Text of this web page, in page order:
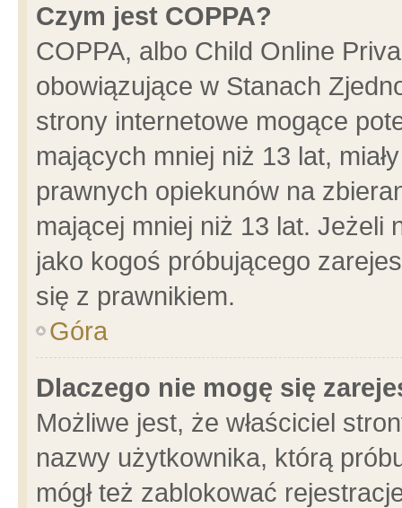
Czym jest COPPA?
COPPA, albo Child Online
obowiązujące w Stanach
strony internetowe mogące
mających mniej niż 13 lat,
prawnych opiekunów na
mającej mniej niż 13 lat. Jeżeli
jako kogoś próbującego
się z prawnikiem.
Góra
Dlaczego nie mogę się
Możliwe jest, że właściciel
nazwy użytkownika, którą
mógł też zablokować